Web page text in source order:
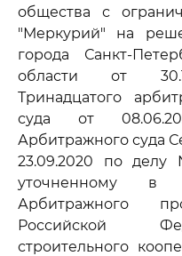
общества с
"Меркурий" на
города Санкт-
области от
Тринадцатого
суда от
Арбитражного суда
23.09.2020 по делу
уточненному
Арбитражного
Российской
строительного